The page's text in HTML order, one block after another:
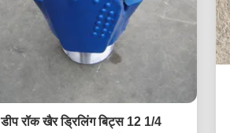
डीप रॉक खैर ड्रिलिंग बिट्स 12 1/4